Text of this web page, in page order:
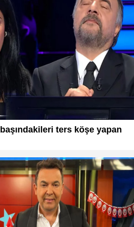
ters köşe yapan